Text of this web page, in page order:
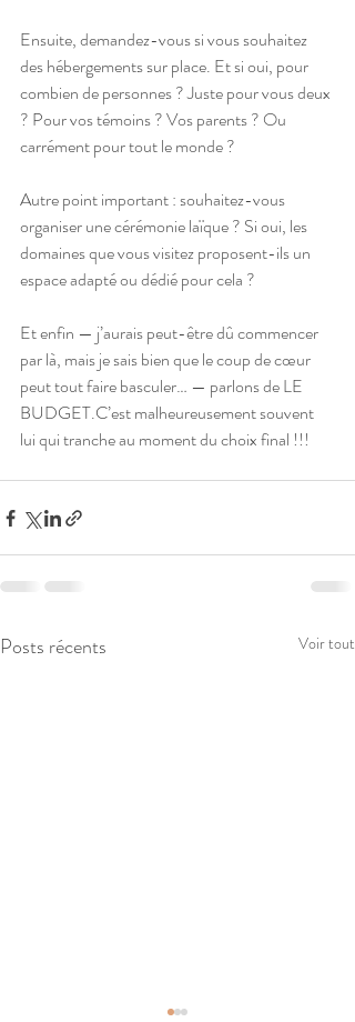
Ensuite, demandez-vous si vous souhaitez
des hébergements sur place. Et si oui, pour
combien de personnes ? Juste pour vous deux
? Pour vos témoins ? Vos parents ? Ou
carrément pour tout le monde ?
Autre point important : souhaitez-vous
organiser une cérémonie laïque ? Si oui, les
domaines que vous visitez proposent-ils un
espace adapté ou dédié pour cela ?
Et enfin — j’aurais peut-être dû commencer
par là, mais je sais bien que le coup de cœur
peut tout faire basculer… — parlons de LE
BUDGET.C’est malheureusement souvent
lui qui tranche au moment du choix final !!!
Posts récents Voir tout